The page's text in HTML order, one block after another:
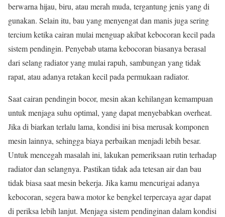
berwarna hijau, biru, atau merah muda, tergantung jenis yang di
gunakan. Selain itu, bau yang menyengat dan manis juga sering
tercium ketika cairan mulai menguap akibat kebocoran kecil pada
sistem pendingin. Penyebab utama kebocoran biasanya berasal
dari selang radiator yang mulai rapuh, sambungan yang tidak
rapat, atau adanya retakan kecil pada permukaan radiator.
Saat cairan pendingin bocor, mesin akan kehilangan kemampuan
untuk menjaga suhu optimal, yang dapat menyebabkan overheat.
Jika di biarkan terlalu lama, kondisi ini bisa merusak komponen
mesin lainnya, sehingga biaya perbaikan menjadi lebih besar.
Untuk mencegah masalah ini, lakukan pemeriksaan rutin terhadap
radiator dan selangnya. Pastikan tidak ada tetesan air dan bau
tidak biasa saat mesin bekerja. Jika kamu mencurigai adanya
kebocoran, segera bawa motor ke bengkel terpercaya agar dapat
di periksa lebih lanjut. Menjaga sistem pendinginan dalam kondisi